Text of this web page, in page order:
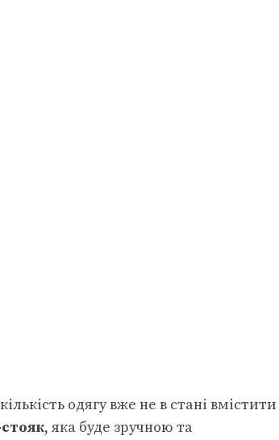
одягу вже не в стані вмістити
, яка буде зручною та